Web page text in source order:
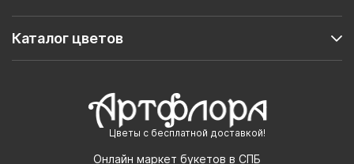
Цветы с бесплатной доставкой!
Онлайн маркет букетов в СПБ
Каталог цветов